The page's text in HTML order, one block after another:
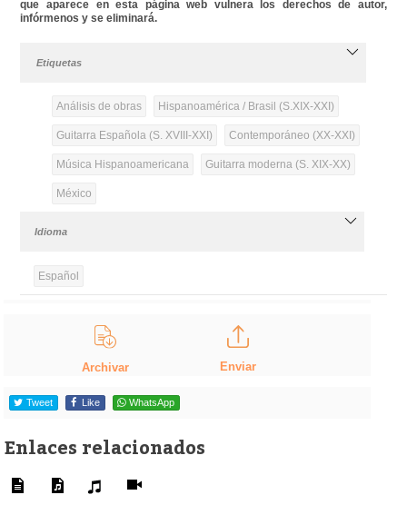
que aparece en esta página web vulnera los derechos de autor,
infórmenos y se eliminará.
Etiquetas
Análisis de obras Hispanoamérica / Brasil (S.XIX-XXI)
Guitarra Española (S. XVIII-XXI) Contemporáneo (XX-XXI)
Música Hispanoamericana Guitarra moderna (S. XIX-XX)
México
Idioma
Español
Archivar Enviar
Tweet Like WhatsApp
Enlaces relacionados